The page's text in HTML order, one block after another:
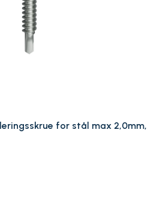
for stål max 2,0mm,